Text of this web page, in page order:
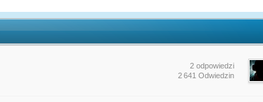
2 odpowiedzi
2 641 Odwiedzin